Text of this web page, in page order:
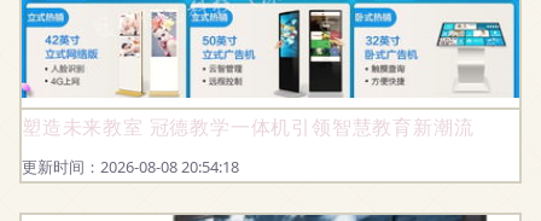
塑造未来教室 冠德教学一体机引领智慧教育新潮流
更新时间：2026-08-08 20:54:18